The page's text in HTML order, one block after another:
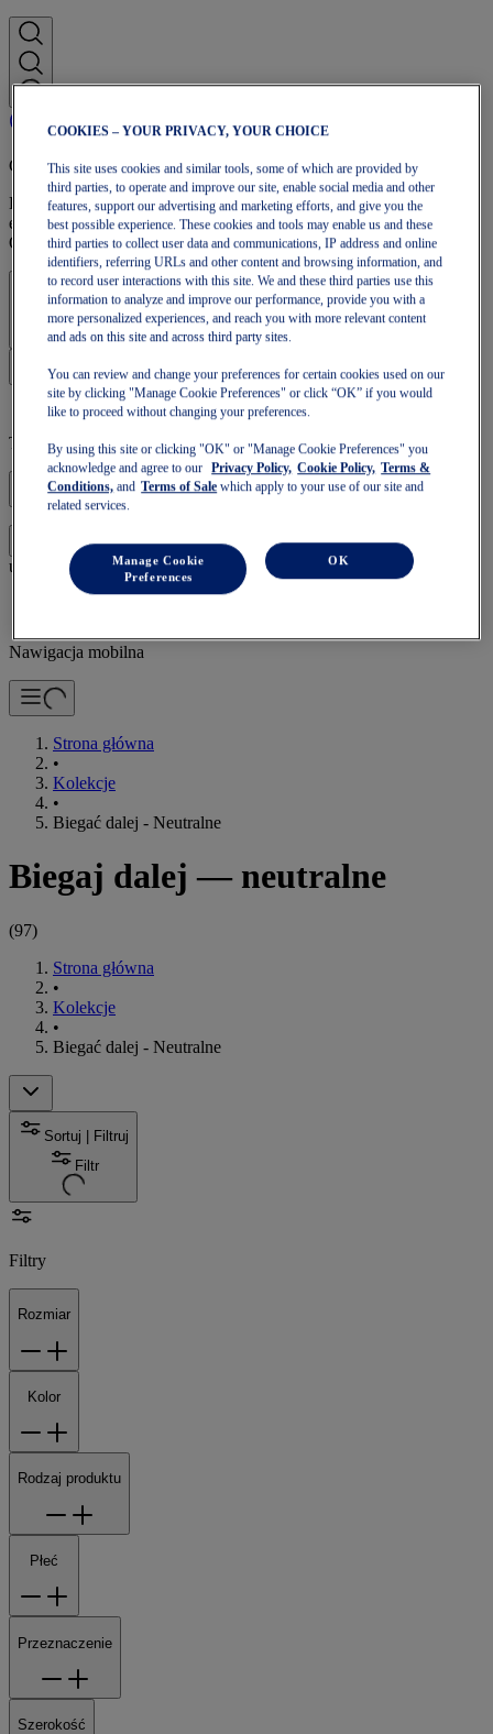
Członkostwo OneASICS
Korzystaj z darmowej wysyłki, darmowych zwrotów,
ekskluzywnych zniżek i innych korzyści członkostwa
OneASICS™.
Zaloguj się | Utwórz konto
Twój koszyk jest pusty
Zaloguj się,
aby kontynuować z użyciem tego koszyka, lub
utwórz nowy.
Nawigacja mobilna
Strona główna
•
Kolekcje
•
Biegać dalej - Neutralne
Biegaj dalej — neutralne
(97)
Strona główna
•
Kolekcje
•
Biegać dalej - Neutralne
Sortuj | Filtruj
Filtr
Filtry
Rozmiar
Kolor
Rodzaj produktu
Płeć
Przeznaczenie
Szerokość
COOKIES – YOUR PRIVACY, YOUR CHOICE
This site uses cookies and similar tools, some of which are provided by
third parties, to operate and improve our site, enable social media and other
features, support our advertising and marketing efforts, and give you the
best possible experience. These cookies and tools may enable us and these
third parties to collect user data and communications, IP address and online
identifiers, referring URLs and other content and browsing information, and
to record user interactions with this site. We and these third parties use this
information to analyze and improve our performance, provide you with a
more personalized experiences, and reach you with more relevant content
and ads on this site and across third party sites.
You can review and change your preferences for certain cookies used on our
site by clicking "Manage Cookie Preferences" or click “OK” if you would
like to proceed without changing your preferences.
By using this site or clicking "OK" or "Manage Cookie Preferences" you
acknowledge and agree to our
Privacy Policy, Cookie Policy, Terms &
Conditions, and Terms of Sale which apply to your use of our site and
related services.
Manage Cookie
Preferences
OK